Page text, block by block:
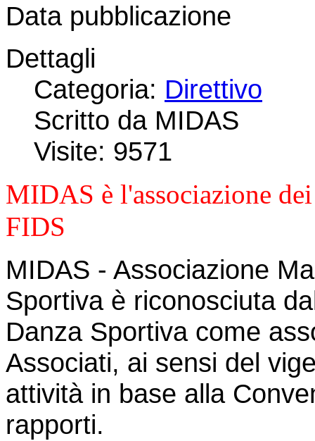
Data pubblicazione
Dettagli
Categoria: Direttivo
Scritto da MIDAS
Visite: 9571
MIDAS è l'associazione
FIDS
MIDAS - Associazione
Sportiva è riconosciuta
Danza Sportiva come
Associati, ai sensi del
attività in base alla
rapporti.